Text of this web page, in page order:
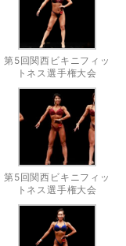
第5回関西ビキニフィッ
トネス選手権大会
第5回関西ビキニフィッ
トネス選手権大会